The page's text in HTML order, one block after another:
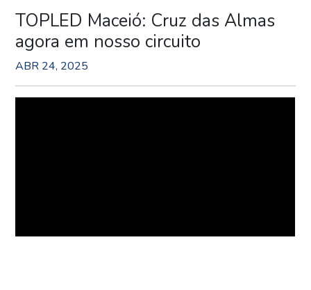
TOPLED Maceió: Cruz das Almas
agora em nosso circuito
ABR 24, 2025